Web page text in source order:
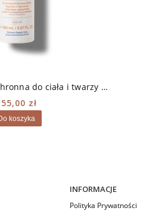
Yoghurt emulsja ochronna do ciała i twarzy SPF50 w sprayu
zł
koszyka
INFORMACJE
Polityka Prywatności